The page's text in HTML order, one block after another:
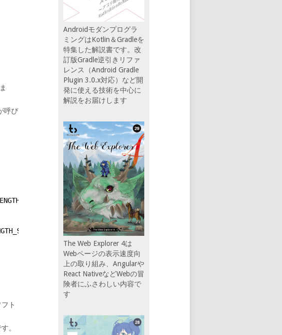
呼び
).show();
).show();
ト
。
Androidモダンプログラ
ミングはKotlin＆Gradleを
特集した解説書です。改
訂版Gradle逆引きリファ
レンス（Android Gradle
Plugin 3.0.x対応）など開
発に使える技術を中心に
解説をお届けします
The Web Explorer 4は
Webページの表示速度向
上の取り組み、Angularや
React NativeなどWebの冒
険者にふさわしい内容で
す